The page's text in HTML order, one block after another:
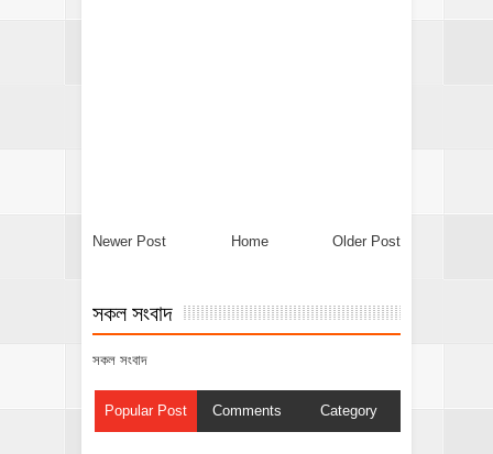
Newer Post Older Post
Home
সকল সংবাদ
সকল সংবাদ
Popular Post Comments Category